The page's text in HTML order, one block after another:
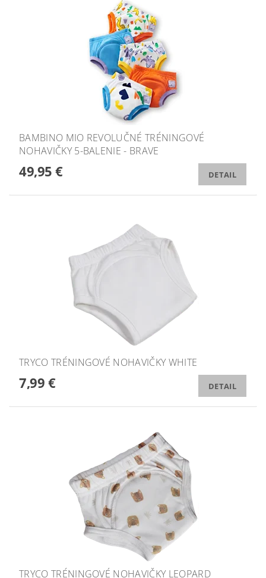
BAMBINO MIO REVOLUČNÉ TRÉNINGOVÉ
NOHAVIČKY 5-BALENIE - BRAVE
49,95 € DETAIL
TRYCO TRÉNINGOVÉ NOHAVIČKY WHITE
7,99 € DETAIL
TRYCO TRÉNINGOVÉ NOHAVIČKY LEOPARD